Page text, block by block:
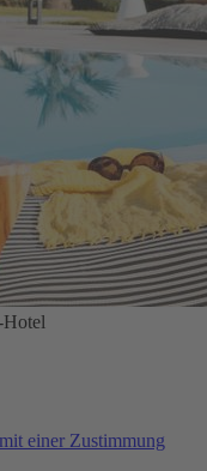
einer Zustimmung